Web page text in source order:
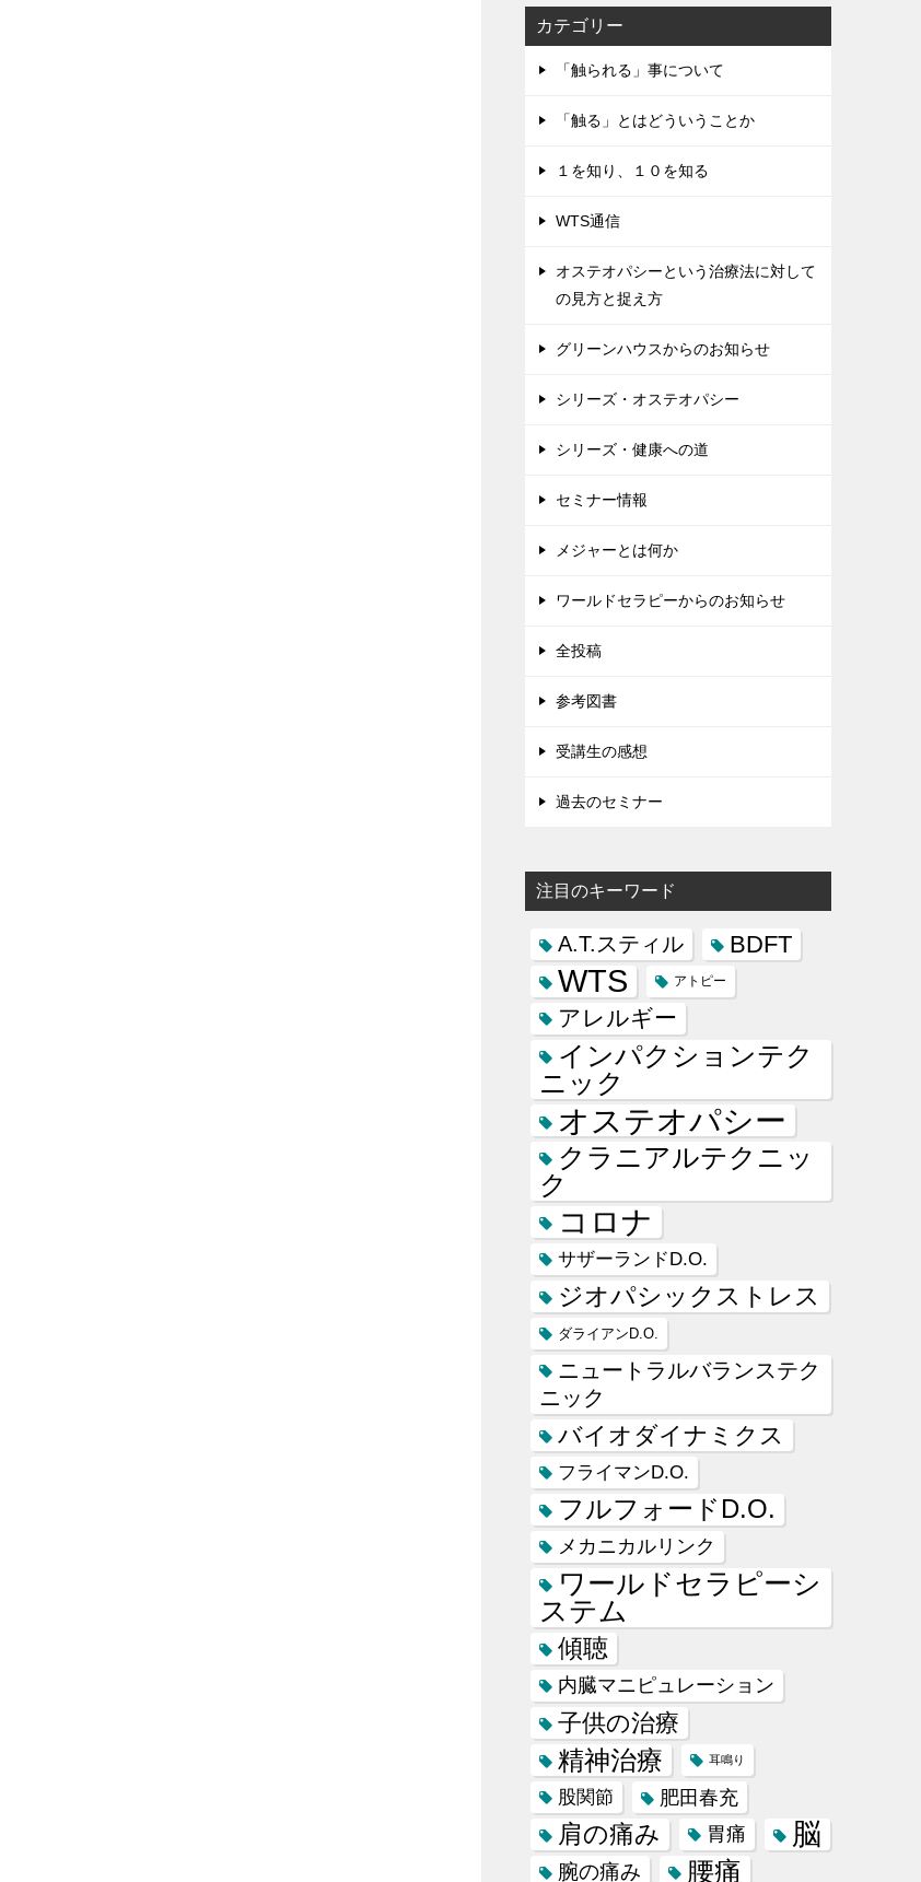
カテゴリー
「触られる」事について
「触る」とはどういうことか
１を知り、１０を知る
WTS通信
オステオパシーという治療法に対して
の見方と捉え方
グリーンハウスからのお知らせ
シリーズ・オステオパシー
シリーズ・健康への道
セミナー情報
メジャーとは何か
ワールドセラピーからのお知らせ
全投稿
参考図書
受講生の感想
過去のセミナー
注目のキーワード
A.T.スティル BDFT
WTS アトピー
アレルギー
インパクションテク
ニック
オステオパシー
クラニアルテクニッ
ク
コロナ
サザーランドD.O.
ジオパシックストレス
ダライアンD.O.
ニュートラルバランステク
ニック
バイオダイナミクス
フライマンD.O.
フルフォードD.O.
メカニカルリンク
ワールドセラピーシ
ステム
傾聴
内臓マニピュレーション
子供の治療
精神治療 耳鳴り
股関節 肥田春充
肩の痛み 胃痛 脳
腕の痛み 腰痛